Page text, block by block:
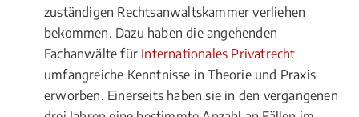
zuständigen Rechtsanwaltskammer verliehen
bekommen. Dazu haben die angehenden
Fachanwälte für Internationales Privatrecht
umfangreiche Kenntnisse in Theorie und Praxis
erworben. Einerseits haben sie in den vergangenen